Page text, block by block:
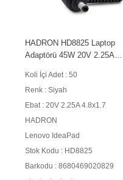
HADRON HD8825 Laptop
Adaptörü 45W 20V 2.25A
Koli İçi Adet : 50
Renk : Siyah
Ebat : 20V 2.25A 4.8x1.7
HADRON
Lenovo IdeaPad
Stok Kodu : HD8825
Barkodu : 8680469020829